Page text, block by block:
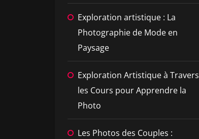
Exploration artistique : La
Photographie de Mode en
Paysage
Exploration Artistique à Travers
les Cours pour Apprendre la
Photo
Les Photos des Couples :